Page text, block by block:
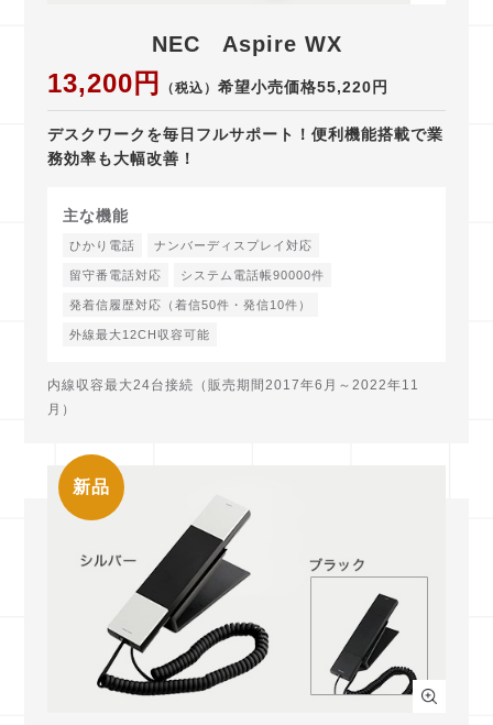
NEC Aspire WX
13,200円 （税込） 希望小売価格55,220円
デスクワークを毎日フルサポート！便利機能搭載で業
務効率も大幅改善！
主な機能
ひかり電話 ナンバーディスプレイ対応
留守番電話対応 システム電話帳90000件
発着信履歴対応（着信50件・発信10件）
外線最大12CH収容可能
内線収容最大24台接続（販売期間2017年6月～2022年11
月）
新品